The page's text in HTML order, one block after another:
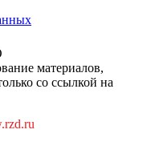
материалов,
со ссылкой на